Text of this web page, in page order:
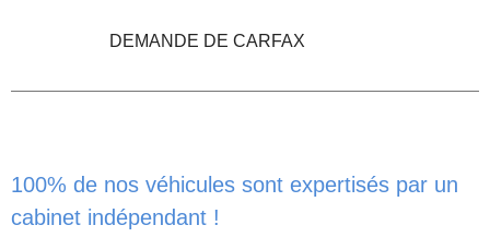
DEMANDE DE CARFAX
100% de nos véhicules sont expertisés par un
cabinet indépendant !